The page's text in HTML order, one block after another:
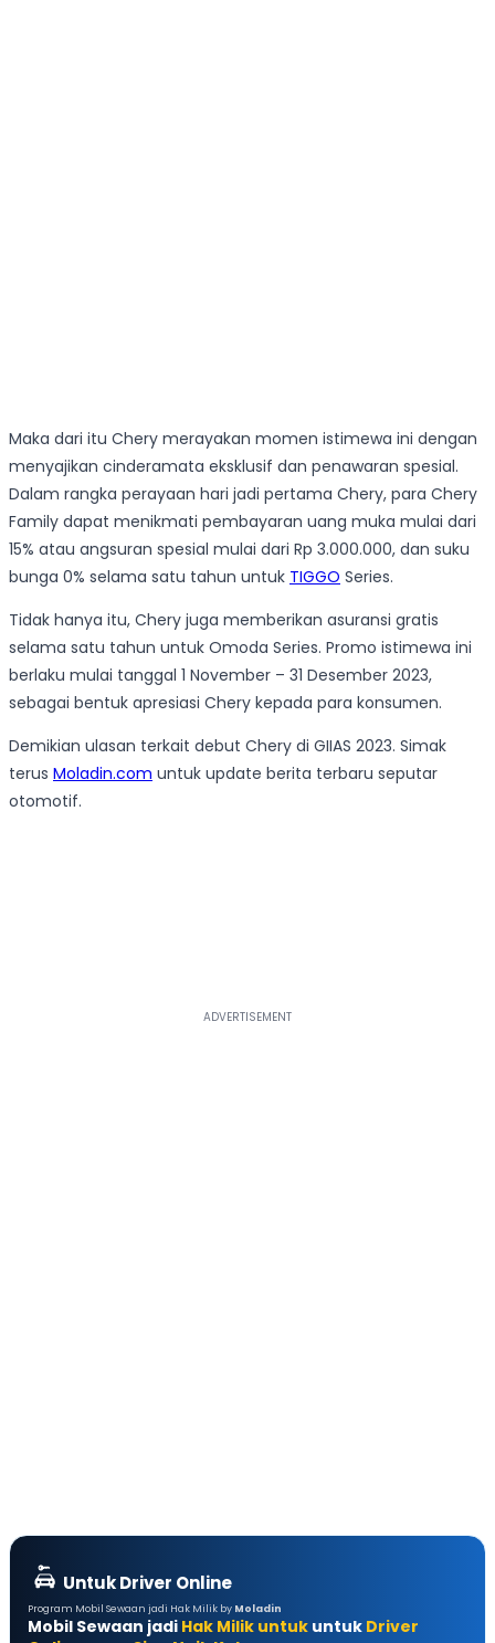
Maka dari itu Chery merayakan momen istimewa ini dengan
menyajikan cinderamata eksklusif dan penawaran spesial.
Dalam rangka perayaan hari jadi pertama Chery, para Chery
Family dapat menikmati pembayaran uang muka mulai dari
15% atau angsuran spesial mulai dari Rp 3.000.000, dan suku
bunga 0% selama satu tahun untuk TIGGO Series.
Tidak hanya itu, Chery juga memberikan asuransi gratis
selama satu tahun untuk Omoda Series. Promo istimewa ini
berlaku mulai tanggal 1 November – 31 Desember 2023,
sebagai bentuk apresiasi Chery kepada para konsumen.
Demikian ulasan terkait debut Chery di GIIAS 2023. Simak
terus Moladin.com untuk update berita terbaru seputar
otomotif.
Untuk Driver Online
Program Mobil Sewaan jadi Hak Milik by Moladin
Mobil Sewaan jadi Hak Milik untuk untuk Driver